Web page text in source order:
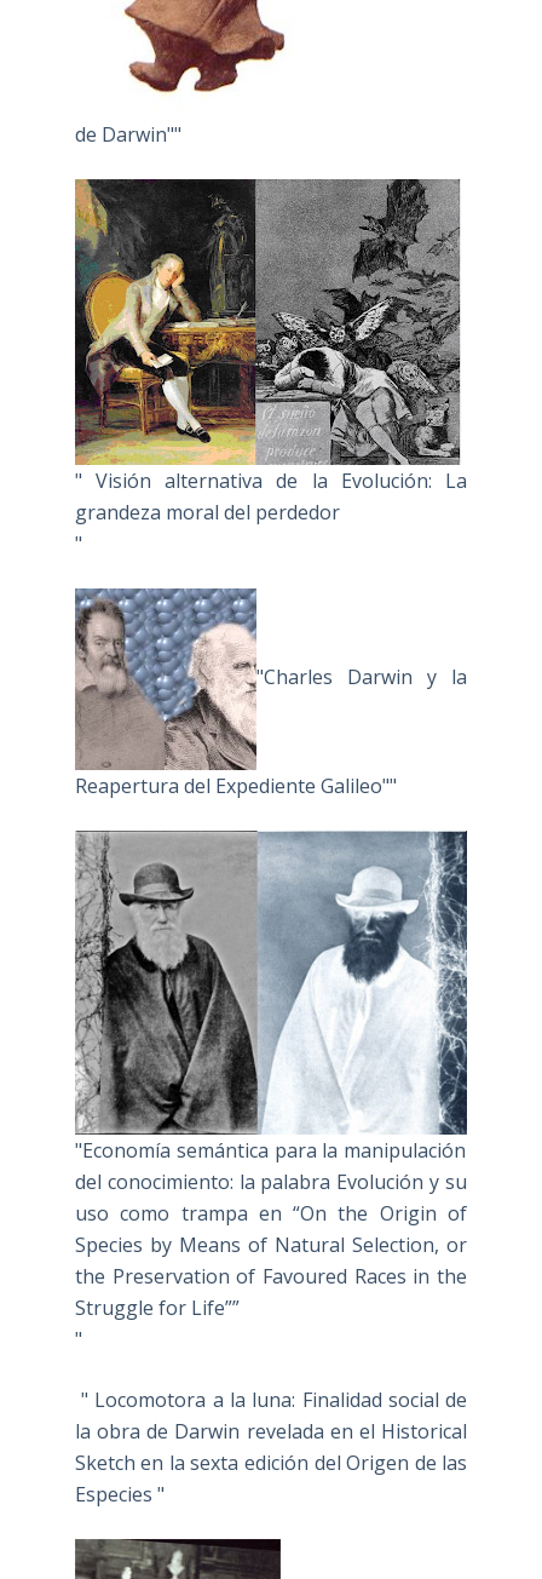
de Darwin""
" Visión alternativa de la Evolución: La
grandeza moral del perdedor
"
"Charles Darwin y la
Reapertura del Expediente Galileo""
"Economía semántica para la manipulación
del conocimiento: la palabra Evolución y su
uso como trampa en “On the Origin of
Species by Means of Natural Selection, or
the Preservation of Favoured Races in the
Struggle for Life””
"
" Locomotora a la luna: Finalidad social de
la obra de Darwin revelada en el Historical
Sketch en la sexta edición del Origen de las
Especies "